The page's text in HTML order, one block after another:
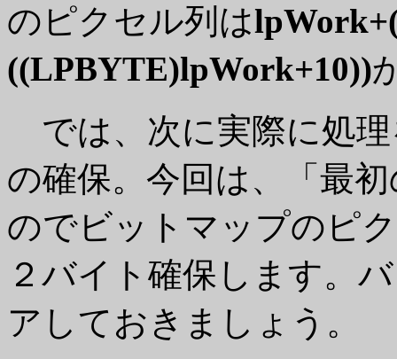
のピクセル列は
((LPBYTE)lpWork+10))
では、次に実際に処
の確保。今回は、「最
のでビットマップのピ
２バイト確保します。
アしておきましょう。